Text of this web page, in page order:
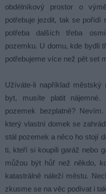
obdélníkový prostor o
potřebuje jezdit, tak se pořídí
potřeba dalších třeba
pozemku. U domu, kde bydlí
potřebujeme více než pět set
Užíváte-li například
byt, musíte platit
pozemek bezplatně?
který vlastní domek se
stál pozemek a něco ho stojí
ti, kteří si koupili garáž nebo
můžou být hůř než někdo,
katastrálně náleží městu.
zkusme se na věc podívat i